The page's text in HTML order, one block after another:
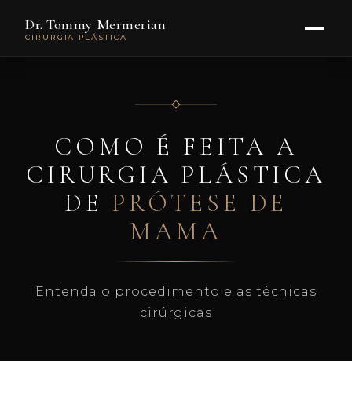
Dr. Tommy Mermerian
CIRURGIA PLÁSTICA
COMO É FEITA A
CIRURGIA PLÁSTICA
DE PRÓTESE DE
MAMA
Entenda o procedimento e as técnicas
cirúrgicas